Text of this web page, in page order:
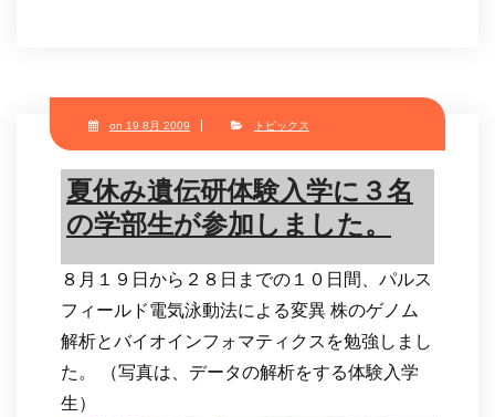
on 19 8月 2009 トピックス
夏休み遺伝研体験入学に３名
の学部生が参加しました。
８月１９日から２８日までの１０日間、パルス
フィールド電気泳動法による変異 株のゲノム
解析とバイオインフォマティクスを勉強しまし
た。 （写真は、データの解析をする体験入学
生）